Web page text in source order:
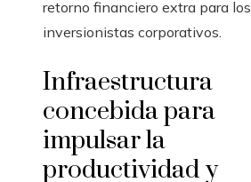
retorno financiero extra para los
inversionistas corporativos.
Infraestructura
concebida para
impulsar la
productividad y